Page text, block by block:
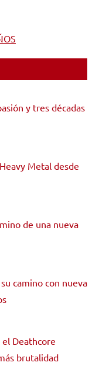
y tres décadas
Metal desde
de una nueva
camino con nueva
el Deathcore
brutalidad